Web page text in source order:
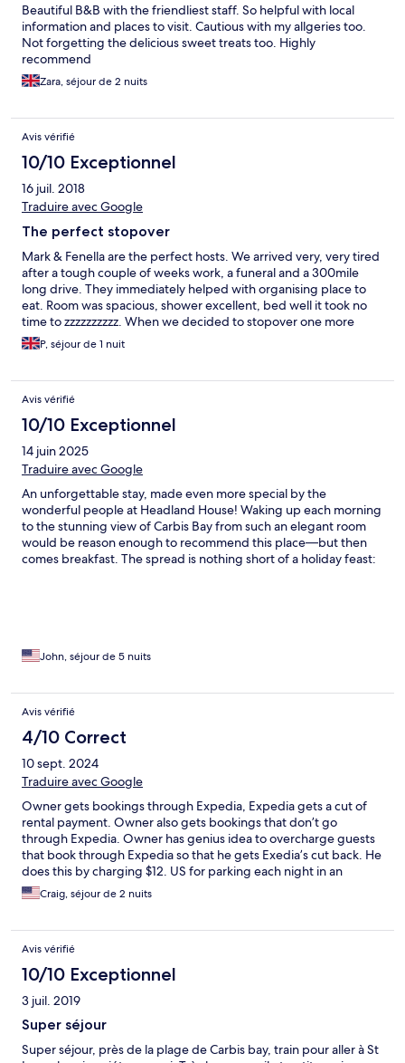
Beautiful B&B with the friendliest staff. So helpful with local
information and places to visit. Cautious with my allgeries too.
Not forgetting the delicious sweet treats too. Highly
recommend
Zara, séjour de 2 nuits
Avis vérifié
10/10 Exceptionnel
16 juil. 2018
Traduire avec Google
The perfect stopover
Mark & Fenella are the perfect hosts. We arrived very, very tired
after a tough couple of weeks work, a funeral and a 300mile
long drive. They immediately helped with organising place to
eat. Room was spacious, shower excellent, bed well it took no
time to zzzzzzzzzz. When we decided to stopover one more
night and as they were fully booked, they did a ring round and
found us a great place in St Ives. What more could you ask for.
relax. Breakfast ..perfect. I am very happy to recommend!
P, séjour de 1 nuit
Avis vérifié
10/10 Exceptionnel
14 juin 2025
Traduire avec Google
An unforgettable stay, made even more special by the
wonderful people at Headland House! Waking up each morning
to the stunning view of Carbis Bay from such an elegant room
would be reason enough to recommend this place—but then
comes breakfast. The spread is nothing short of a holiday feast:
even possible to enhance the magic of St Ives, Headland House
reasons we’re already hoping to return.
John, séjour de 5 nuits
Avis vérifié
4/10 Correct
10 sept. 2024
Traduire avec Google
Owner gets bookings through Expedia, Expedia gets a cut of
rental payment. Owner also gets bookings that don’t go
through Expedia. Owner has genius idea to overcharge guests
that book through Expedia so that he gets Exedia’s cut back. He
does this by charging $12. US for parking each night in an
unbelievably crappy parking lot, spaces so small I could barely
get in & out of car. Direct renters pay nothing for parking. END
review. There are lots of other places to stay there, suggest you
find one of those.
Craig, séjour de 2 nuits
Avis vérifié
10/10 Exceptionnel
3 juil. 2019
Super séjour
Super séjour, près de la plage de Carbis bay, train pour aller à St